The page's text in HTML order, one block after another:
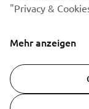
© Copyright - 2026
"Privacy &
Mehr anzeigen